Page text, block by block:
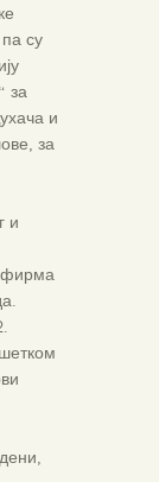
су
за
и
за
и
фирма